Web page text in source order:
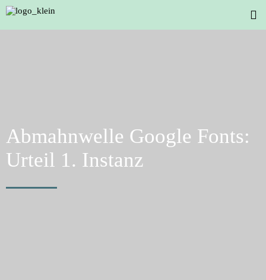
Abmahnwelle Google Fonts:
Urteil 1. Instanz